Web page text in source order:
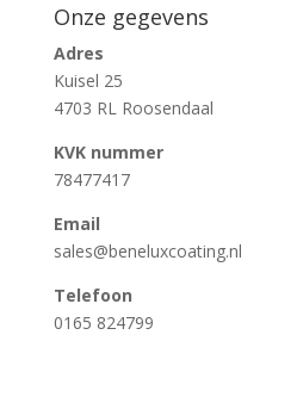
Onze gegevens
Adres
Kuisel 25
4703 RL Roosendaal
KVK nummer
78477417
Email
sales@beneluxcoating.nl
Telefoon
0165 824799